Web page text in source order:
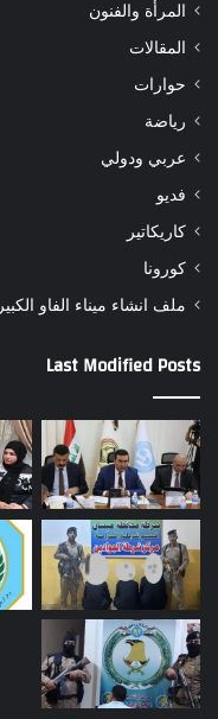
المرأة والفنون
المقالات
حوارات
رياضة
عربي ودولي
فديو
كاريكاتير
كورونا
ملف انشاء ميناء الفاو الكبير
Last Modified Posts